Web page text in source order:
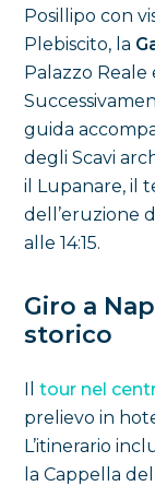
Posillipo con
Plebiscito, la
Palazzo Reale
guida
degli Scavi
il Lupanare, il
dell’eruzione
alle 14:15.
Giro a
storico
Il tour nel
prelievo in
L’itinerario
la Cappella